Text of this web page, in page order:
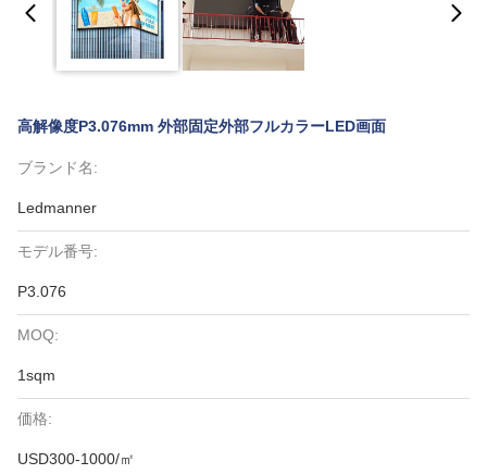
高解像度P3.076mm 外部固定外部フルカラーLED画面
ブランド名:
Ledmanner
モデル番号:
P3.076
MOQ:
1sqm
価格:
USD300-1000/㎡